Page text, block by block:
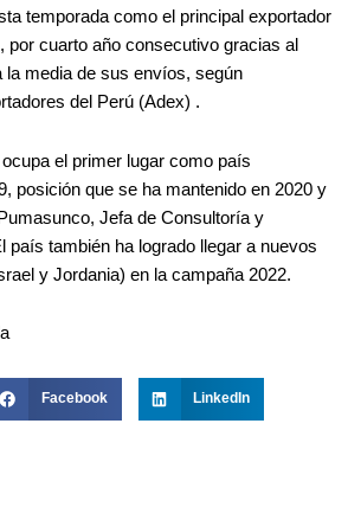
temporada como el principal exportador
por cuarto año consecutivo gracias al
la media de sus envíos, según
del Perú (Adex) .
el primer lugar como país
posición que se ha mantenido en 2020 y
Jefa de Consultoría y
país también ha logrado llegar a nuevos
y Jordania) en la campaña 2022.
Facebook LinkedIn